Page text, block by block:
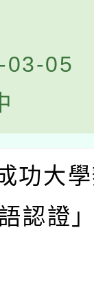
03-05
功大
認證